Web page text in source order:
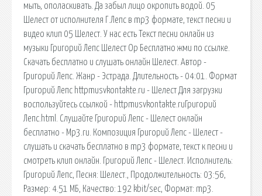
мыть, ополаскивать. Да забыл лицо окропить водой. 05
Шелест от исполнителя Г.Лепс в mp3 формате, текст песни и
видео клип 05 Шелест. У нас есть Текст песни онлайн из
музыки Григорий Лепс Шелест Ор Бесплатно жми по ссылке.
Скачать бесплатно и слушать онлайн Шелест. Автор -
Григорий Лепс. Жанр - Эстрада. Длительность - 04:01. Формат
Григорий Лепс httpmusvkontakte.ru - Шелест Для загрузки
воспользуйтесь ссылкой - httpmusvkontakte.ruГригорий
Лепс.html. Слушайте Григорий Лепс - Шелест онлайн
бесплатно - Mp3.ru. Композиция Григорий Лепс - Шелест -
слушать и скачать бесплатно в mp3 формате, текст к песни и
смотреть клип онлайн. Григорий Лепс - Шелест. Исполнитель:
Григорий Лепс, Песня: Шелест., Продолжительность: 03:56,
Размер: 4.51 МБ, Качество: 192 kbit/sec, Формат: mp3.